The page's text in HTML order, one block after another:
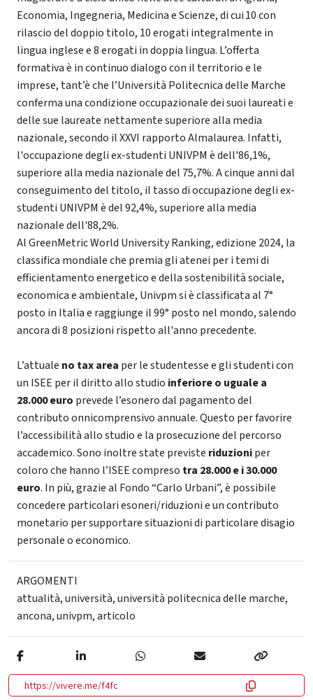
Economia, Ingegneria, Medicina e Scienze, di cui 10 con
rilascio del doppio titolo, 10 erogati integralmente in
lingua inglese e 8 erogati in doppia lingua. L’offerta
formativa è in continuo dialogo con il territorio e le
imprese, tant’è che l’Università Politecnica delle Marche
conferma una condizione occupazionale dei suoi laureati e
delle sue laureate nettamente superiore alla media
nazionale, secondo il XXVI rapporto Almalaurea. Infatti,
l'occupazione degli ex-studenti UNIVPM è dell'86,1%,
superiore alla media nazionale del 75,7%. A cinque anni dal
conseguimento del titolo, il tasso di occupazione degli ex-
studenti UNIVPM è del 92,4%, superiore alla media
nazionale dell'88,2%.
Al GreenMetric World University Ranking, edizione 2024, la
classifica mondiale che premia gli atenei per i temi di
efficientamento energetico e della sostenibilità sociale,
economica e ambientale, Univpm si è classificata al 7°
posto in Italia e raggiunge il 99° posto nel mondo, salendo
ancora di 8 posizioni rispetto all'anno precedente.
L’attuale no tax area per le studentesse e gli studenti con
un ISEE per il diritto allo studio inferiore o uguale a
28.000 euro prevede l’esonero dal pagamento del
contributo onnicomprensivo annuale. Questo per favorire
l’accessibilità allo studio e la prosecuzione del percorso
accademico. Sono inoltre state previste riduzioniper
coloro che hanno l’ISEE compreso tra 28.000 e i 30.000
euro. In più, grazie al Fondo “Carlo Urbani”, è possibile
concedere particolari esoneri/riduzioni e un contributo
monetario per supportare situazioni di particolare disagio
personale o economico.
ARGOMENTI
attualità,università,università politecnica delle marche,
ancona,univpm,articolo
https://vivere.me/f4fc